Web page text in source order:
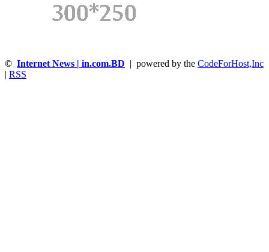
© Internet News | in.com.BD | powered by the CodeForHost,Inc
RSS